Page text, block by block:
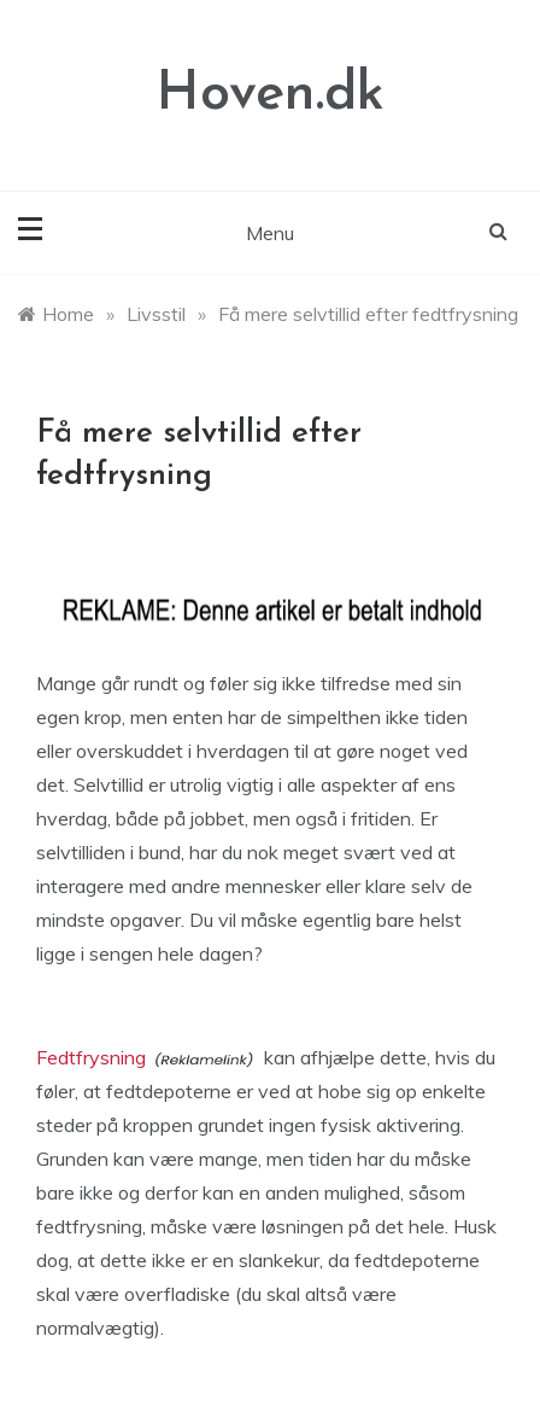
Hoven.dk
Menu
Home » Livsstil » Få mere selvtillid efter fedtfrysning
Få mere selvtillid efter
fedtfrysning
Mange går rundt og føler sig ikke tilfredse med sin
egen krop, men enten har de simpelthen ikke tiden
eller overskuddet i hverdagen til at gøre noget ved
det. Selvtillid er utrolig vigtig i alle aspekter af ens
hverdag, både på jobbet, men også i fritiden. Er
selvtilliden i bund, har du nok meget svært ved at
interagere med andre mennesker eller klare selv de
mindste opgaver. Du vil måske egentlig bare helst
ligge i sengen hele dagen?
Fedtfrysning
kan afhjælpe dette, hvis du
føler, at fedtdepoterne er ved at hobe sig op enkelte
steder på kroppen grundet ingen fysisk aktivering.
Grunden kan være mange, men tiden har du måske
bare ikke og derfor kan en anden mulighed, såsom
fedtfrysning, måske være løsningen på det hele. Husk
dog, at dette ikke er en slankekur, da fedtdepoterne
skal være overfladiske (du skal altså være
normalvægtig).